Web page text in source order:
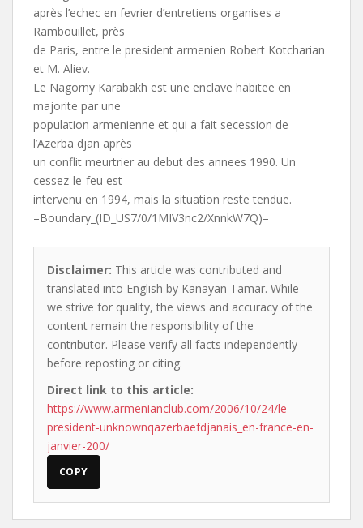
après l’echec en fevrier d’entretiens organises a
Rambouillet, près
de Paris, entre le president armenien Robert Kotcharian
et M. Aliev.
Le Nagorny Karabakh est une enclave habitee en
majorite par une
population armenienne et qui a fait secession de
l’Azerbaïdjan après
un conflit meurtrier au debut des annees 1990. Un
cessez-le-feu est
intervenu en 1994, mais la situation reste tendue.
–Boundary_(ID_US7/0/1MIV3nc2/XnnkW7Q)–
Disclaimer: This article was contributed and
translated into English by Kanayan Tamar. While
we strive for quality, the views and accuracy of the
content remain the responsibility of the
contributor. Please verify all facts independently
before reposting or citing.
Direct link to this article:
https://www.armenianclub.com/2006/10/24/le-
president-unknownqazerbaefdjanais_en-france-en-
janvier-200/
COPY